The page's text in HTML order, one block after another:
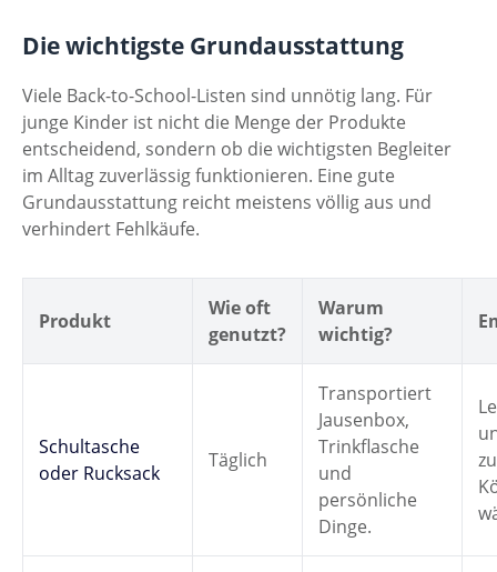
Die wichtigste Grundausstattung
Viele Back-to-School-Listen sind unnötig lang. Für
junge Kinder ist nicht die Menge der Produkte
entscheidend, sondern ob die wichtigsten Begleiter
im Alltag zuverlässig funktionieren. Eine gute
Grundausstattung reicht meistens völlig aus und
verhindert Fehlkäufe.
Produkt
Wie oft
genutzt?
Warum
wichtig?
Schultasche
oder Rucksack
Täglich
Transportiert
Jausenbox,
Trinkflasche
und
persönliche
Dinge.